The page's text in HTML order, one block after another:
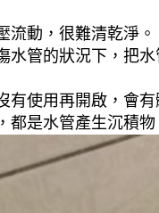
流動，很難清乾淨
管的狀況下，把水
有使用再開啟，會
是水管產生沉積